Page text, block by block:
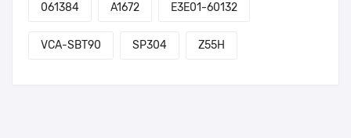
061384 A1672 E3E01-60132
VCA-SBT90 SP304 Z55H